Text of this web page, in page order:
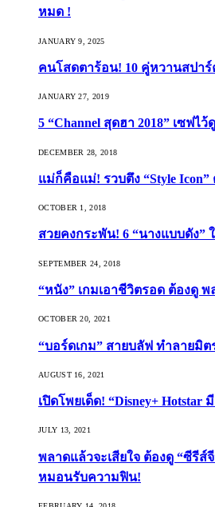
หมด !
JANUARY 9, 2025
คนโสดตาร้อน! 10 คู่หวานสปาร์
JANUARY 27, 2019
5 “Channel สุดฮา 2018” เซฟไ
DECEMBER 28, 2018
แม่ก็คือแม่! รวบตึง “Style Icon”
OCTOBER 1, 2018
สวยคงกระพัน! 6 “นางแบบดัง”
SEPTEMBER 24, 2018
“หนัง” เกมเอาชีวิตรอด ต้องดู พ
OCTOBER 20, 2021
“บอร์ดเกม” สายบลัฟ ทำลายมิต
AUGUST 16, 2021
เปิดโพยเด็ด! “Disney+ Hotstar
JULY 13, 2021
พลาดแล้วจะเสียใจ ต้องดู “ซีรีส์
หมอนรับความฟิน!